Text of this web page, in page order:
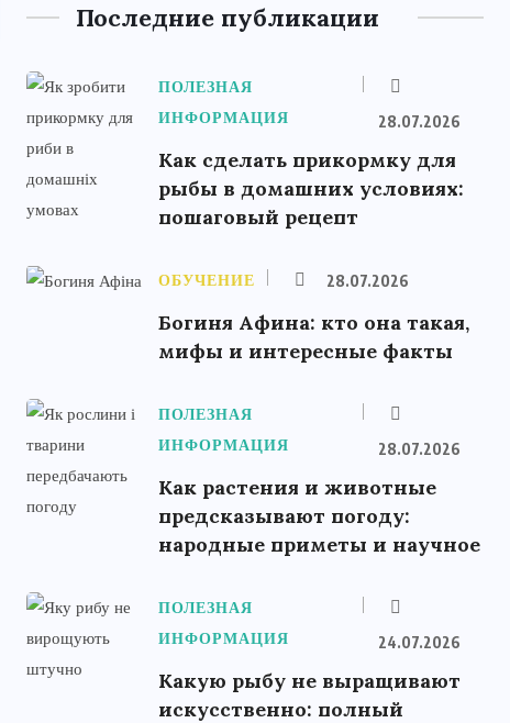
Последние публикации
ПОЛЕЗНАЯ
ИНФОРМАЦИЯ
28.07.2026
Как сделать прикормку для
рыбы в домашних условиях:
пошаговый рецепт
ОБУЧЕНИЕ 28.07.2026
Богиня Афина: кто она такая,
мифы и интересные факты
ПОЛЕЗНАЯ
ИНФОРМАЦИЯ
28.07.2026
Как растения и животные
предсказывают погоду:
народные приметы и научное
ПОЛЕЗНАЯ
ИНФОРМАЦИЯ
24.07.2026
Какую рыбу не выращивают
искусственно: полный